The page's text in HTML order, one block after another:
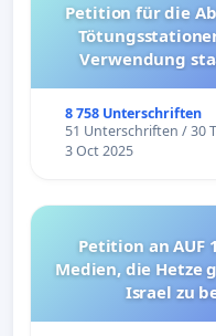
Petition für die Abschaffung der
Verwendung
8 758 Unterschriften
51 Unterschriften / 30
3 Oct 2025
Petition an AUF
Medien, die Hetze
Israel zu